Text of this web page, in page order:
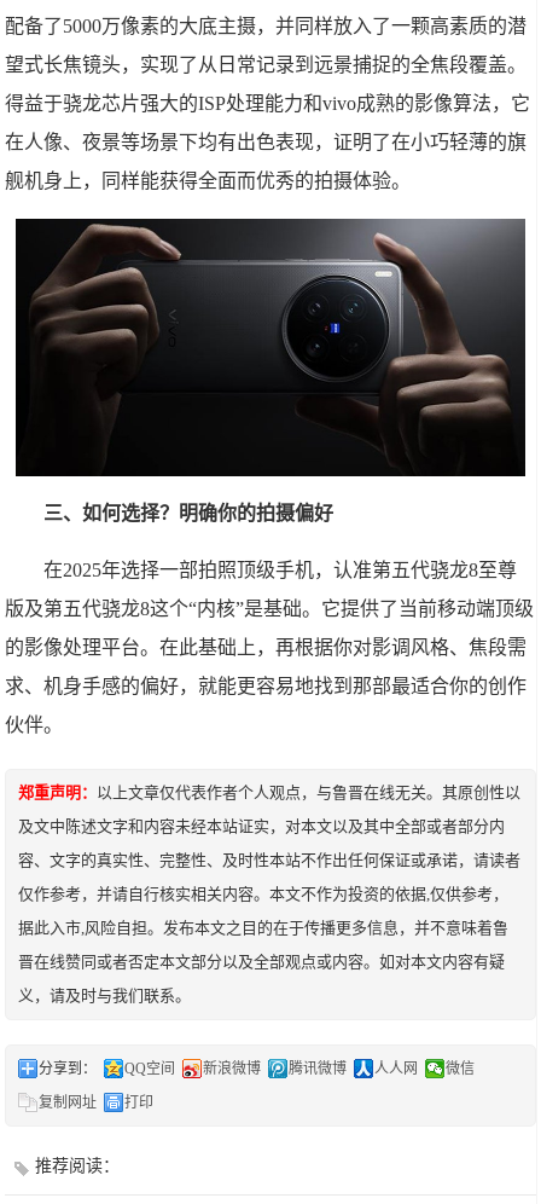
配备了5000万像素的大底主摄，并同样放入了一颗高素质的潜
望式长焦镜头，实现了从日常记录到远景捕捉的全焦段覆盖。
得益于骁龙芯片强大的ISP处理能力和vivo成熟的影像算法，它
在人像、夜景等场景下均有出色表现，证明了在小巧轻薄的旗
舰机身上，同样能获得全面而优秀的拍摄体验。
三、如何选择？明确你的拍摄偏好
在2025年选择一部拍照顶级手机，认准第五代骁龙8至尊
版及第五代骁龙8这个“内核”是基础。它提供了当前移动端顶级
的影像处理平台。在此基础上，再根据你对影调风格、焦段需
求、机身手感的偏好，就能更容易地找到那部最适合你的创作
伙伴。
郑重声明：
以上文章仅代表作者个人观点，与鲁晋在线无关。其原创性以
及文中陈述文字和内容未经本站证实，对本文以及其中全部或者部分内
容、文字的真实性、完整性、及时性本站不作出任何保证或承诺，请读者
仅作参考，并请自行核实相关内容。本文不作为投资的依据,仅供参考，
据此入市,风险自担。发布本文之目的在于传播更多信息，并不意味着鲁
晋在线赞同或者否定本文部分以及全部观点或内容。如对本文内容有疑
义，请及时与我们联系。
分享到： QQ空间 新浪微博 腾讯微博 人人网
微信
复制网址
打印
推荐阅读：